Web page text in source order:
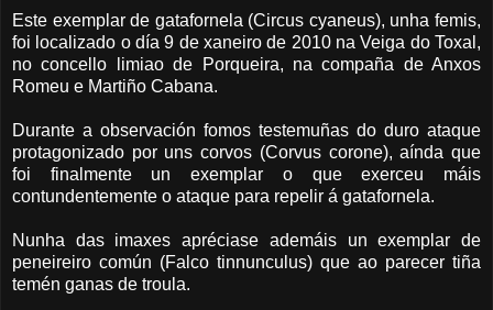
Este exemplar de gatafornela (Circus cyaneus), unha femis,
foi localizado o día 9 de xaneiro de 2010 na Veiga do Toxal,
no concello limiao de Porqueira, na compaña de Anxos
Romeu e Martiño Cabana.
Durante a observación fomos testemuñas do duro ataque
protagonizado por uns corvos (Corvus corone), aínda que
foi finalmente un exemplar o que exerceu máis
contundentemente o ataque para repelir á gatafornela.
Nunha das imaxes apréciase ademáis un exemplar de
peneireiro común (Falco tinnunculus) que ao parecer tiña
temén ganas de troula.